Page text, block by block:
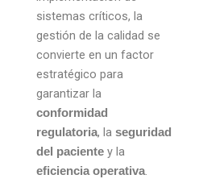
sistemas críticos, la
gestión de la calidad se
convierte en un factor
estratégico para
garantizar la
conformidad
regulatoria, la seguridad
del pacientey la
eficiencia operativa.